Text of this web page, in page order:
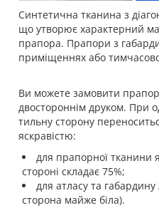
Синтетична тканина з
що утворює характерний
прапора. Прапори з
приміщеннях або
Ви можете замовити
двостороннім друком. При
тильну сторону
яскравістю:
для прапорної тканини
стороні складає 75%;
для атласу та
сторона майже біла).